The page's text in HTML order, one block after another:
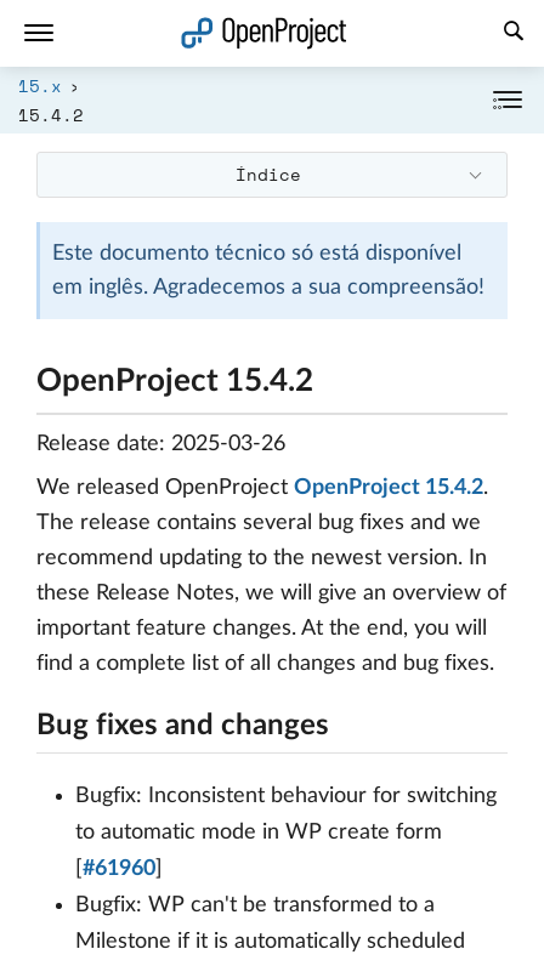
15.x
15.4.2
Índice
Este documento técnico só está disponível
em inglês. Agradecemos a sua compreensão!
OpenProject 15.4.2
Release date: 2025-03-26
We released OpenProject OpenProject 15.4.2.
The release contains several bug fixes and we
recommend updating to the newest version. In
these Release Notes, we will give an overview of
important feature changes. At the end, you will
find a complete list of all changes and bug fixes.
Bug fixes and changes
Bugfix: Inconsistent behaviour for switching
to automatic mode in WP create form
#61960
Bugfix: WP can't be transformed to a
Milestone if it is automatically scheduled
Abrir a ligação num novo separador